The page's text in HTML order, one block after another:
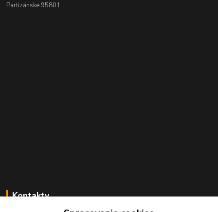
Partizánske 95801
Kontakty